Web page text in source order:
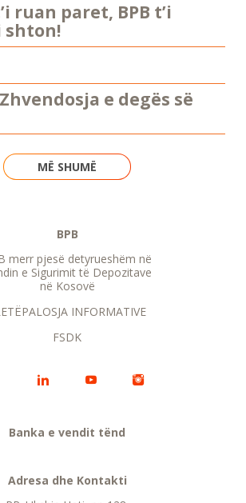
ruan paret, BPB t’i
shton!
e degës së
MË SHUMË
BPB
merr pjesë detyrueshëm në
e Sigurimit të Depozitave
në Kosovë
INFORMATIVE
FSDK
Banka e vendit tënd
Adresa dhe Kontakti